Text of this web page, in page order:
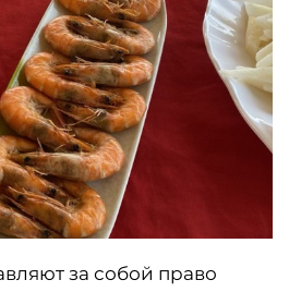
за собой право